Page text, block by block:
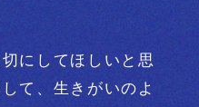
にしてほしいと思
て、生きがいのよ